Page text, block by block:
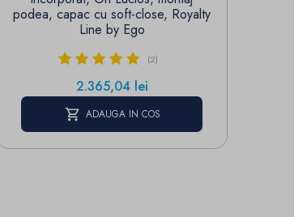
podea, capac cu soft-close, Royalty
Line by Ego
(2)
Pret
2.365,04 lei
ADAUGA IN COS